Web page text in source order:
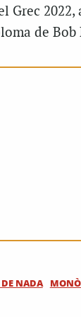
Grec 2022,
de Bob
NADA